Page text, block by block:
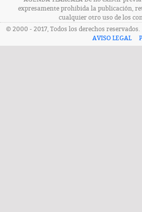
expresamente prohibida la publicación,
cualquier otro uso de los
© 2000 - 2017, Todos los derechos reservados.
AVISO LEGAL